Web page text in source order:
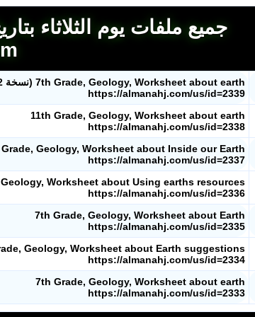
منصات
ملفات للمدرس
ملفات تعليمية
الكتب المدرسية
تسجيل دخول
7th Grade, Geology, Worksheet about earth (نسخة 2)
https://almanahj.com/us/id=2339
11th Grade, Geology, Worksheet about earth
https://almanahj.com/us/id=2338
Geology, Worksheet about Inside our Earth
https://almanahj.com/us/id=2337
Worksheet about Using earths resources
https://almanahj.com/us/id=2336
7th Grade, Geology, Worksheet about Earth
https://almanahj.com/us/id=2335
Geology, Worksheet about Earth suggestions
https://almanahj.com/us/id=2334
7th Grade, Geology, Worksheet about earth
https://almanahj.com/us/id=2333